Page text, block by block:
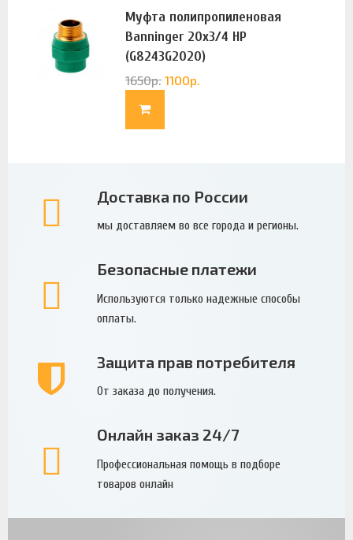
Муфта полипропиленовая
Banninger 20х3/4 НР
(G8243G2020)
1650р. 1100р.
Доставка по России
мы доставляем во все города и регионы.
Безопасные платежи
Используются только надежные способы
оплаты.
Защита прав потребителя
От заказа до получения.
Онлайн заказ 24/7
Профессиональная помощь в подборе
товаров онлайн